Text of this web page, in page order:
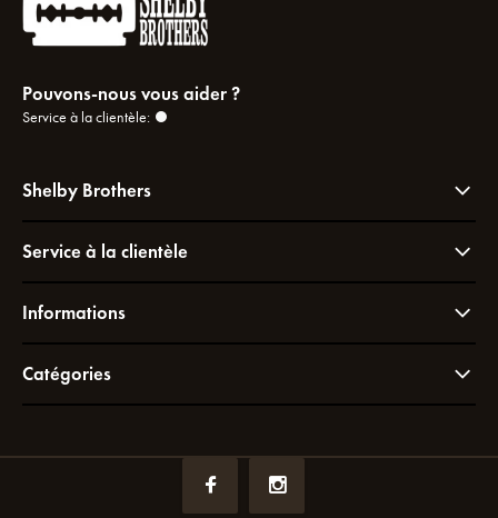
Pouvons-nous vous aider ?
Service à la clientèle:
Shelby Brothers
Service à la clientèle
Informations
Catégories